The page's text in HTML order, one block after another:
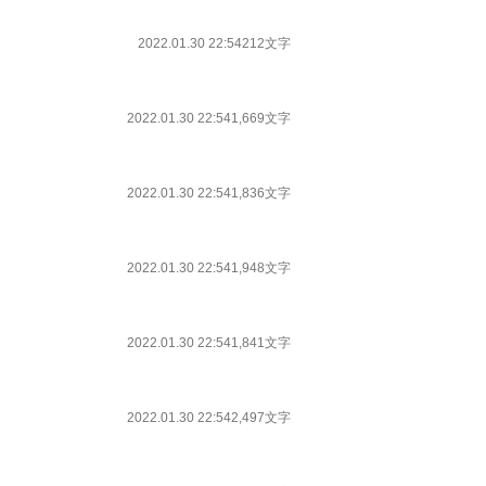
2022.01.30 22:54212文字
2022.01.30 22:541,669文字
2022.01.30 22:541,836文字
2022.01.30 22:541,948文字
2022.01.30 22:541,841文字
2022.01.30 22:542,497文字